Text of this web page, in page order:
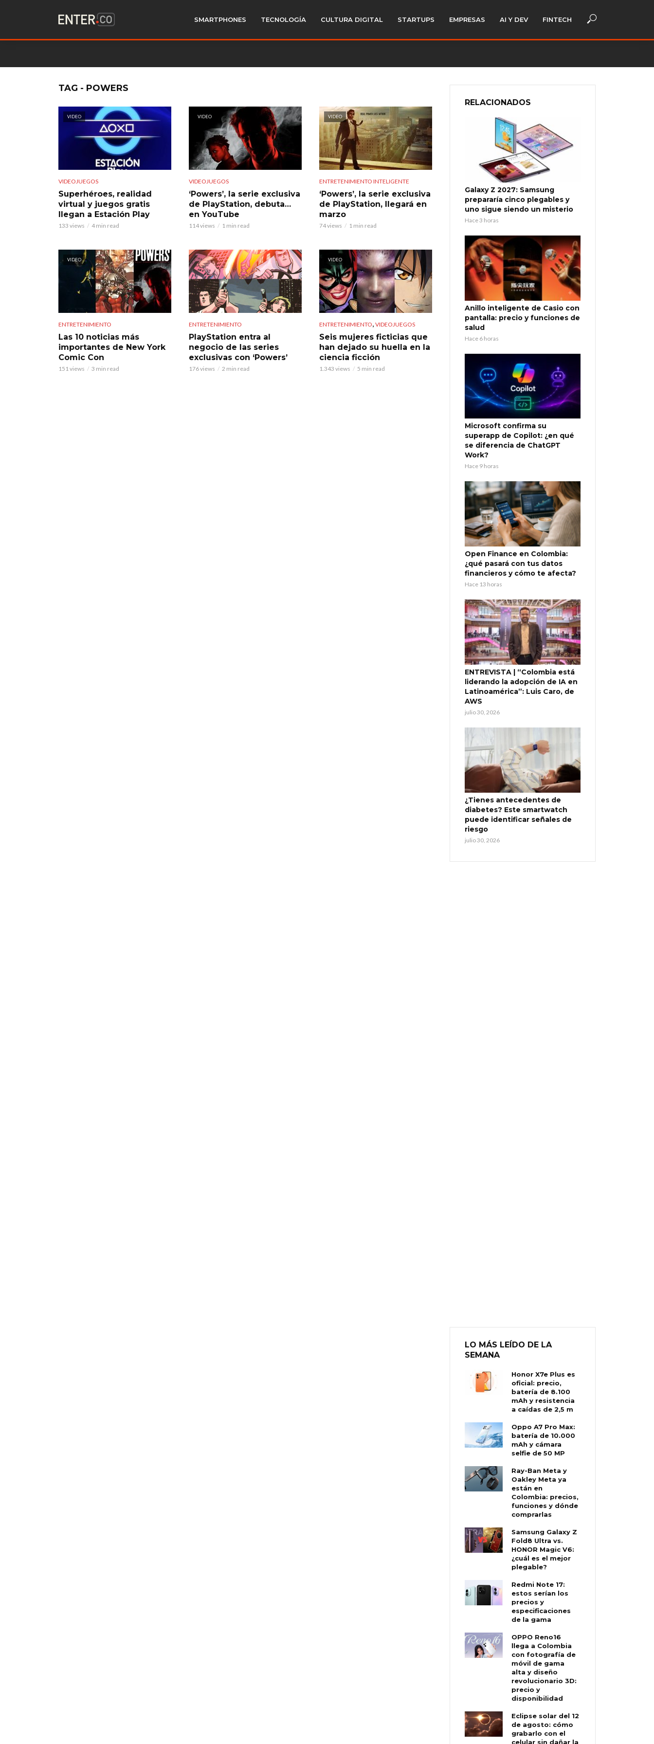
SMARTPHONES TECNOLOGÍA CULTURA DIGITAL STARTUPS EMPRESAS AI Y DEV FINTECH
TAG - POWERS
VIDEO
VIDEOJUEGOS
Superhéroes, realidad
virtual y juegos gratis
llegan a Estación Play
133 views 4 min read
VIDEO
VIDEOJUEGOS
‘Powers’, la serie exclusiva
de PlayStation, debuta…
en YouTube
114 views 1 min read
VIDEO
ENTRETENIMIENTO INTELIGENTE
‘Powers’, la serie exclusiva
de PlayStation, llegará en
marzo
74 views 1 min read
VIDEO
ENTRETENIMIENTO
Las 10 noticias más
importantes de New York
Comic Con
151 views 3 min read
ENTRETENIMIENTO
PlayStation entra al
negocio de las series
exclusivas con ‘Powers’
176 views 2 min read
VIDEO
ENTRETENIMIENTO, VIDEOJUEGOS
Seis mujeres ficticias que
han dejado su huella en la
ciencia ficción
1.343 views 5 min read
RELACIONADOS
Galaxy Z 2027: Samsung
prepararía cinco plegables y
uno sigue siendo un misterio
Hace 3 horas
Anillo inteligente de Casio con
pantalla: precio y funciones de
salud
Hace 6 horas
Microsoft confirma su
superapp de Copilot: ¿en qué
se diferencia de ChatGPT
Work?
Hace 9 horas
Open Finance en Colombia:
¿qué pasará con tus datos
financieros y cómo te afecta?
Hace 13 horas
ENTREVISTA | “Colombia está
liderando la adopción de IA en
Latinoamérica”: Luis Caro, de
AWS
julio 30, 2026
¿Tienes antecedentes de
diabetes? Este smartwatch
puede identificar señales de
riesgo
julio 30, 2026
LO MÁS LEÍDO DE LA
SEMANA
Honor X7e Plus es
oficial: precio,
batería de 8.100
mAh y resistencia
a caídas de 2,5 m
Oppo A7 Pro Max:
batería de 10.000
mAh y cámara
selfie de 50 MP
Ray-Ban Meta y
Oakley Meta ya
están en
Colombia: precios,
funciones y dónde
comprarlas
Samsung Galaxy Z
Fold8 Ultra vs.
HONOR Magic V6:
¿cuál es el mejor
plegable?
Redmi Note 17:
estos serían los
precios y
especificaciones
de la gama
OPPO Reno16
llega a Colombia
con fotografía de
móvil de gama
alta y diseño
revolucionario 3D:
precio y
disponibilidad
Eclipse solar del 12
de agosto: cómo
grabarlo con el
celular sin dañar la